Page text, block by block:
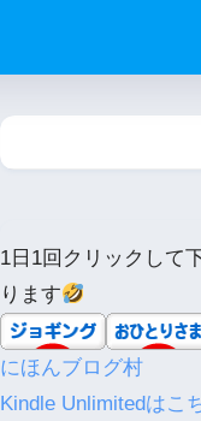
1日1回クリックして
ります
にほんブログ村
Kindle Unlimitedはこ